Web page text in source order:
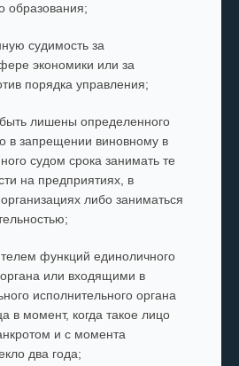
образования;
судимость за
экономики или за
порядка управления;
лишены определенного
в запрещении виновному в
судом срока занимать те
на предприятиях, в
либо заниматься
функций единоличного
или входящими в
исполнительного органа
в момент, когда такое лицо
и с момента
два года;